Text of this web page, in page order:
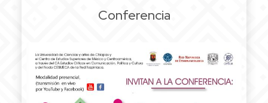
Conferencia